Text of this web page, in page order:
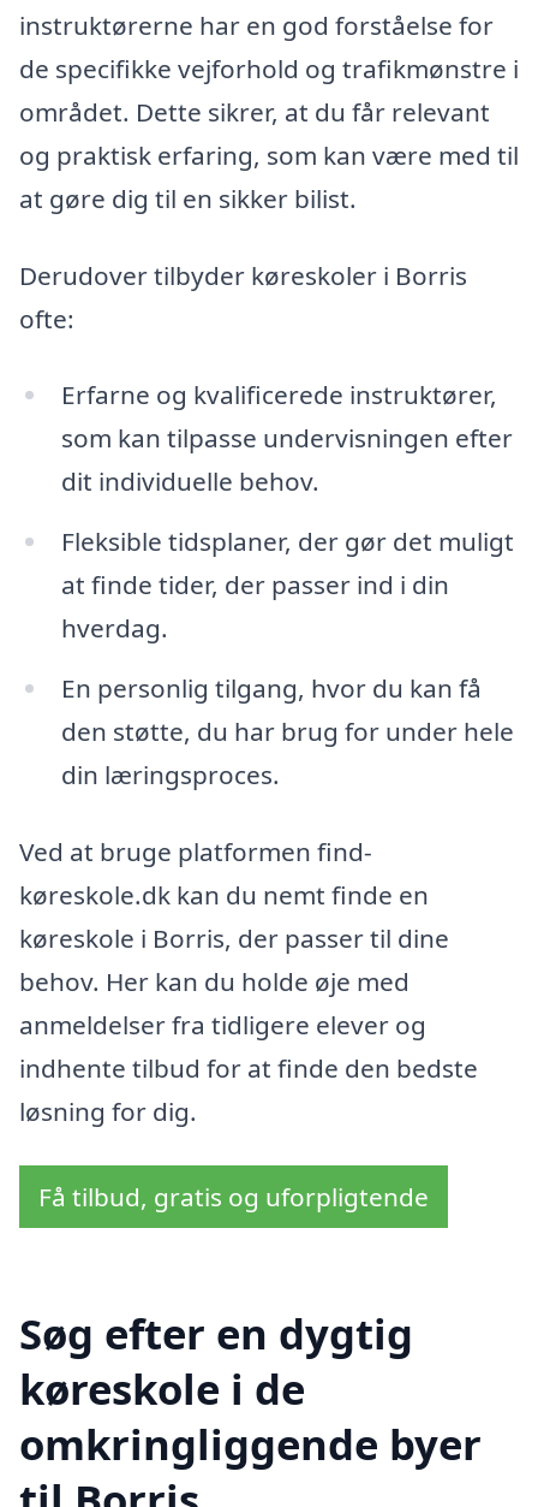
instruktørerne har en god forståelse for
de specifikke vejforhold og trafikmønstre i
området. Dette sikrer, at du får relevant
og praktisk erfaring, som kan være med til
at gøre dig til en sikker bilist.
Derudover tilbyder køreskoler i Borris
ofte:
Erfarne og kvalificerede instruktører,
som kan tilpasse undervisningen efter
dit individuelle behov.
Fleksible tidsplaner, der gør det muligt
at finde tider, der passer ind i din
hverdag.
En personlig tilgang, hvor du kan få
den støtte, du har brug for under hele
din læringsproces.
Ved at bruge platformen find-
køreskole.dk kan du nemt finde en
køreskole i Borris, der passer til dine
behov. Her kan du holde øje med
anmeldelser fra tidligere elever og
indhente tilbud for at finde den bedste
løsning for dig.
Få tilbud, gratis og uforpligtende
Søg efter en dygtig
køreskole i de
omkringliggende byer